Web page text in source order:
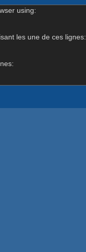
using:
les une de ces lignes: